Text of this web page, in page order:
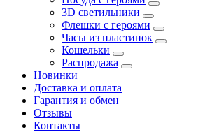
3D светильники
Флешки с героями
Часы из пластинок
Кошельки
Распродажа
Новинки
Доставка и оплата
Гарантия и обмен
Отзывы
Контакты